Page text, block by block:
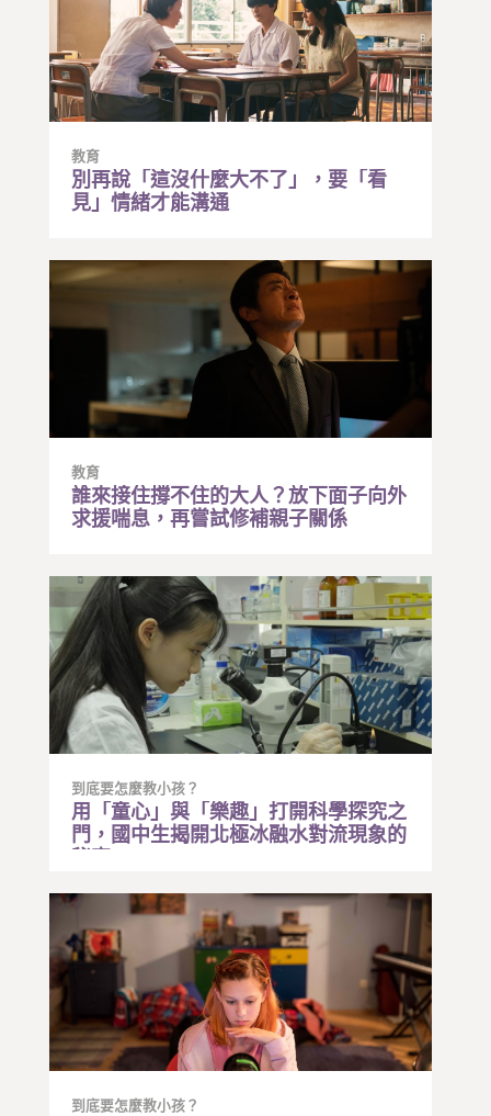
教育
別再說「這沒什麼大不了」，要「看
見」情緒才能溝通
教育
誰來接住撐不住的大人？放下面子向外
求援喘息，再嘗試修補親子關係
到底要怎麼教小孩？
用「童心」與「樂趣」打開科學探究之
門，國中生揭開北極冰融水對流現象的
到底要怎麼教小孩？